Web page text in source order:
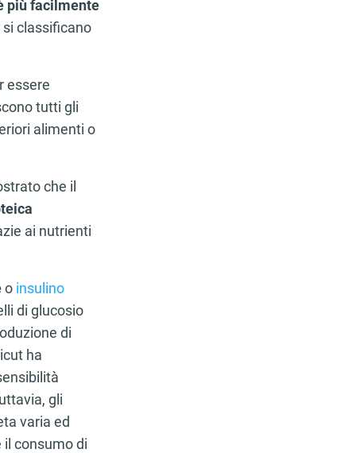
più facilmente
classificano
essere
tutti gli
alimenti o
che il
ai nutrienti
o insulino
di glucosio
di
ha
gli
varia ed
consumo di